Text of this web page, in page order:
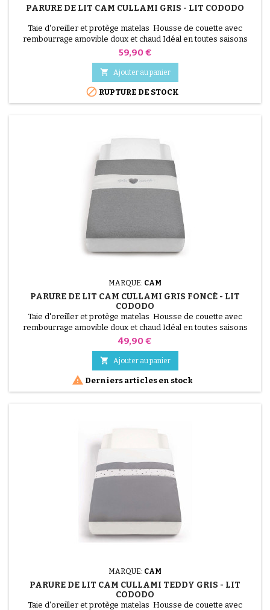
PARURE DE LIT CAM CULLAMI GRIS - LIT CODODO
Taie d'oreiller et protège matelas Housse de couette avec
rembourrage amovible doux et chaud Idéal en toutes saisons
Lavable à la main ou en machine à 30 °C
Prix
59,90 €
 Ajouter au panier
 RUPTURE DE STOCK
MARQUE: CAM
PARURE DE LIT CAM CULLAMI GRIS FONCÉ - LIT
CODODO
Taie d'oreiller et protège matelas Housse de couette avec
rembourrage amovible doux et chaud Idéal en toutes saisons
Lavable à la main ou en machine à 30 °C
Prix
49,90 €
 Ajouter au panier
 Derniers articles en stock
MARQUE: CAM
PARURE DE LIT CAM CULLAMI TEDDY GRIS - LIT
CODODO
Taie d'oreiller et protège matelas Housse de couette avec